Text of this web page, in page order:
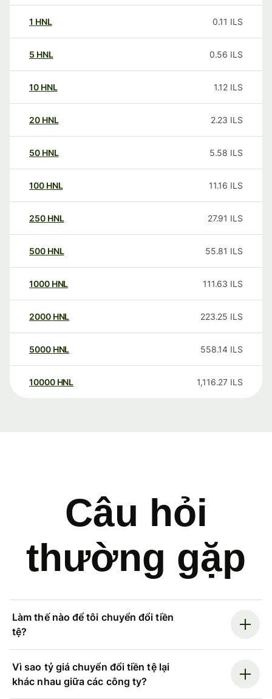
1 HNL 0.11 ILS
5 HNL 0.56 ILS
10 HNL 1.12 ILS
20 HNL 2.23 ILS
50 HNL 5.58 ILS
100 HNL 11.16 ILS
250 HNL 27.91 ILS
500 HNL 55.81 ILS
1000 HNL 111.63 ILS
2000 HNL 223.25 ILS
5000 HNL 558.14 ILS
10000 HNL 1,116.27 ILS
Câu hỏi
thường gặp
Làm thế nào để tôi chuyển đổi tiền
tệ?
Vì sao tỷ giá chuyển đổi tiền tệ lại
khác nhau giữa các công ty?